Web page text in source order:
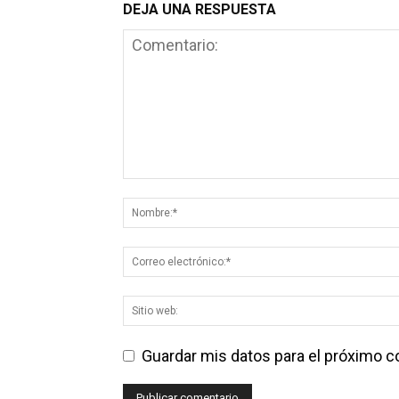
DEJA UNA RESPUESTA
Guardar mis datos para el próximo